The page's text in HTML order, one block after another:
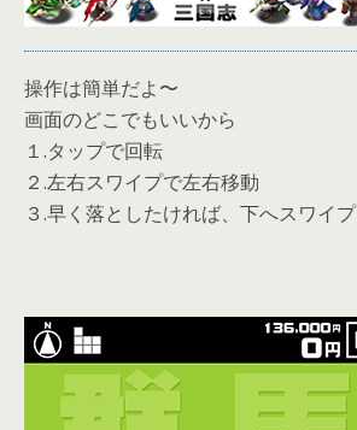
操作は簡単だよ〜
画面のどこでもいいから
１.タップで回転
２.左右スワイプで左右移動
３.早く落としたければ、下へスワイプ